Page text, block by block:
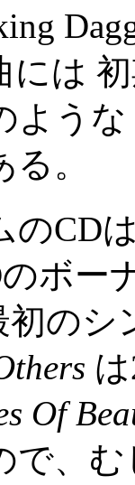
は 初
よう
。
のCD
ボー
初の
Of
で、